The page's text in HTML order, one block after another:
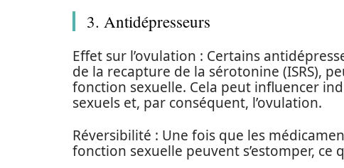
3. Antidépresseurs
Effet sur l’ovulation : Certains
de la recapture de la sérotonine (ISRS),
fonction sexuelle. Cela peut influencer
sexuels et, par conséquent, l’ovulation.
Réversibilité : Une fois que les
fonction sexuelle peuvent s’estomper, ce